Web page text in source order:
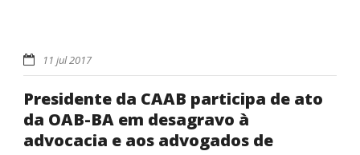
11 jul 2017
Presidente da CAAB participa de ato
da OAB-BA em desagravo à
advocacia e aos advogados de